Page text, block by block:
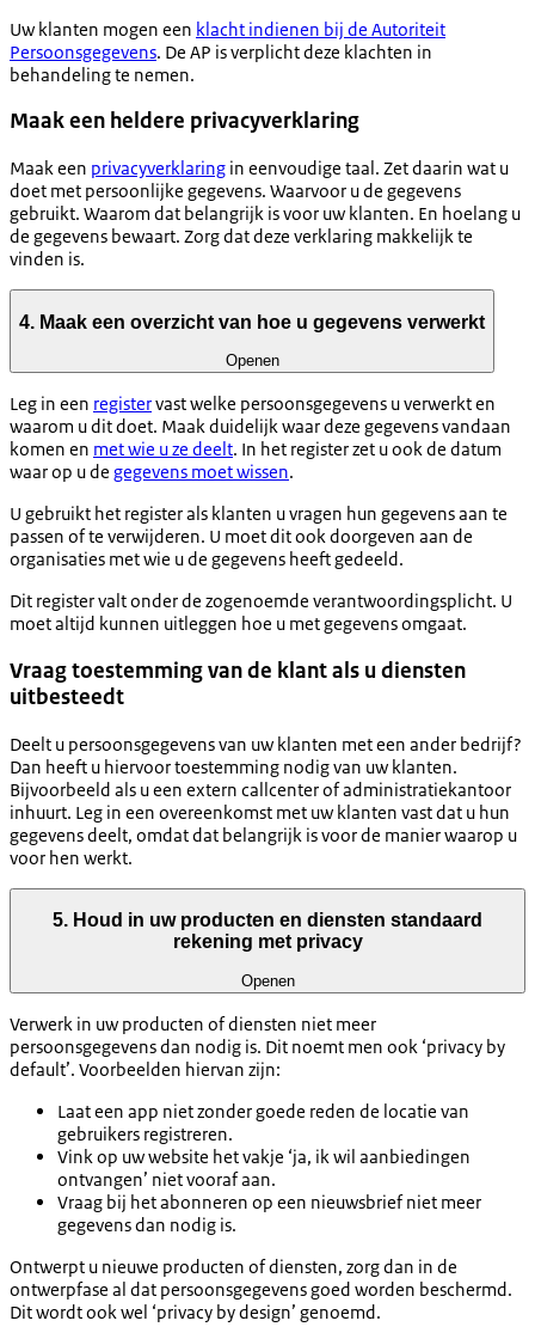
Uw klanten mogen een klacht indienen bij de Autoriteit
Persoonsgegevens. De AP is verplicht deze klachten in
behandeling te nemen.
Maak een heldere privacyverklaring
Maak een privacyverklaring in eenvoudige taal. Zet daarin wat u
doet met persoonlijke gegevens. Waarvoor u de gegevens
gebruikt. Waarom dat belangrijk is voor uw klanten. En hoelang u
de gegevens bewaart. Zorg dat deze verklaring makkelijk te
vinden is.
4. Maak een overzicht van hoe u gegevens verwerkt
Openen
Leg in een registervast welke persoonsgegevens u verwerkt en
waarom u dit doet. Maak duidelijk waar deze gegevens vandaan
komen en met wie u ze deelt. In het register zet u ook de datum
waar op u de gegevens moet wissen.
U gebruikt het register als klanten u vragen hun gegevens aan te
passen of te verwijderen. U moet dit ook doorgeven aan de
organisaties met wie u de gegevens heeft gedeeld.
Dit register valt onder de zogenoemde verantwoordingsplicht. U
moet altijd kunnen uitleggen hoe u met gegevens omgaat.
Vraag toestemming van de klant als u diensten
uitbesteedt
Deelt u persoonsgegevens van uw klanten met een ander bedrijf?
Dan heeft u hiervoor toestemming nodig van uw klanten.
Bijvoorbeeld als u een extern callcenter of administratiekantoor
inhuurt. Leg in een overeenkomst met uw klanten vast dat u hun
gegevens deelt, omdat dat belangrijk is voor de manier waarop u
voor hen werkt.
5. Houd in uw producten en diensten standaard
rekening met privacy
Openen
Verwerk in uw producten of diensten niet meer
persoonsgegevens dan nodig is. Dit noemt men ook ‘privacy by
default’. Voorbeelden hiervan zijn:
Laat een app niet zonder goede reden de locatie van
gebruikers registreren.
Vink op uw website het vakje ‘ja, ik wil aanbiedingen
ontvangen’ niet vooraf aan.
Vraag bij het abonneren op een nieuwsbrief niet meer
gegevens dan nodig is.
Ontwerpt u nieuwe producten of diensten, zorg dan in de
ontwerpfase al dat persoonsgegevens goed worden beschermd.
Dit wordt ook wel ‘privacy by design’ genoemd.